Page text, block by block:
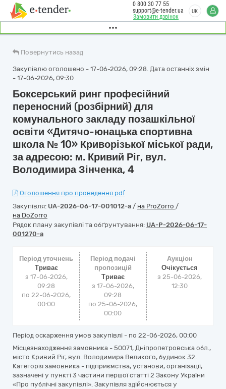
Замовити дзвінок
0 800 30 77 55
support@e-tender.ua
UK
Повернутись назад
Закупівлю оголошено - 17-06-2026, 09:28. Дата останніх змін
- 17-06-2026, 09:30
Боксерський ринг професійний
переносний (розбірний) для
комунального закладу позашкільної
освіти «Дитячо-юнацька спортивна
школа № 10» Криворізької міської ради,
за адресою: м. Кривий Ріг, вул.
Володимира Зінченка, 4
Оголошення про проведення.pdf
Закупівля: UA-2026-06-17-001012-a / на ProZorro /
на DoZorro
Рядок плану закупівлі та обґрунтування: UA-P-2026-06-17-
001270-a
Період уточнень
Триває
з 17-06-2026,
09:28
по 22-06-2026,
00:00
Період подачі
пропозицій
Триває
з 17-06-2026,
09:28
по 25-06-2026,
00:00
Аукціон
Очікується
з25-06-2026,
12:30
Період оскарження умов закупівлі - по 22-06-2026, 00:00
Місцезнаходження замовника - 50071, Дніпропетровська обл.,
місто Кривий Ріг, вул. Володимира Великого, будинок 32.
Категорія замовника - підприємства, установи, організації,
зазначені у пункті 3 частини першої статті 2 Закону України
«Про публічні закупівлі». Закупівля здійснюється у